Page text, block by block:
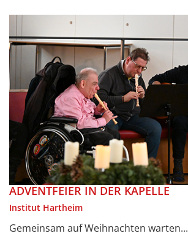
ADVENTFEIER IN DER KAPELLE
Institut Hartheim
Gemeinsam auf Weihnachten warten...